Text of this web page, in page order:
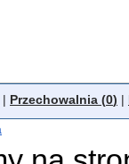
| Przechowalnia (0) |